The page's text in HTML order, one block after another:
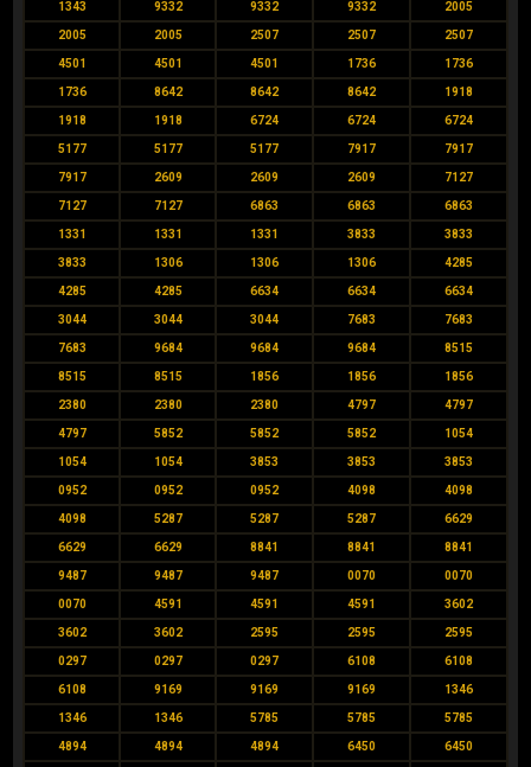
1343 9332 9332 9332 2005
2005 2005 2507 2507 2507
4501 4501 4501 1736 1736
1736 8642 8642 8642 1918
1918 1918 6724 6724 6724
5177 5177 5177 7917 7917
7917 2609 2609 2609 7127
7127 7127 6863 6863 6863
1331 1331 1331 3833 3833
3833 1306 1306 1306 4285
4285 4285 6634 6634 6634
3044 3044 3044 7683 7683
7683 9684 9684 9684 8515
8515 8515 1856 1856 1856
2380 2380 2380 4797 4797
4797 5852 5852 5852 1054
1054 1054 3853 3853 3853
0952 0952 0952 4098 4098
4098 5287 5287 5287 6629
6629 6629 8841 8841 8841
9487 9487 9487 0070 0070
0070 4591 4591 4591 3602
3602 3602 2595 2595 2595
0297 0297 0297 6108 6108
6108 9169 9169 9169 1346
1346 1346 5785 5785 5785
4894 4894 4894 6450 6450